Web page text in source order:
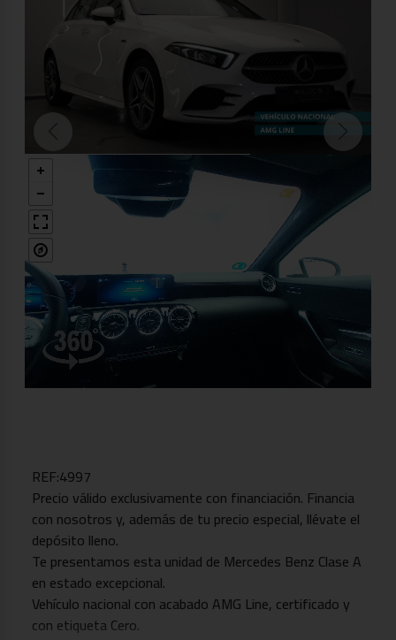
REF:4997
Precio válido exclusivamente con financiación. Financia
con nosotros y, además de tu precio especial, llévate el
depósito lleno.
Te presentamos esta unidad de Mercedes Benz Clase A
en estado excepcional.
Vehículo nacional con acabado AMG Line, certificado y
con etiqueta Cero.